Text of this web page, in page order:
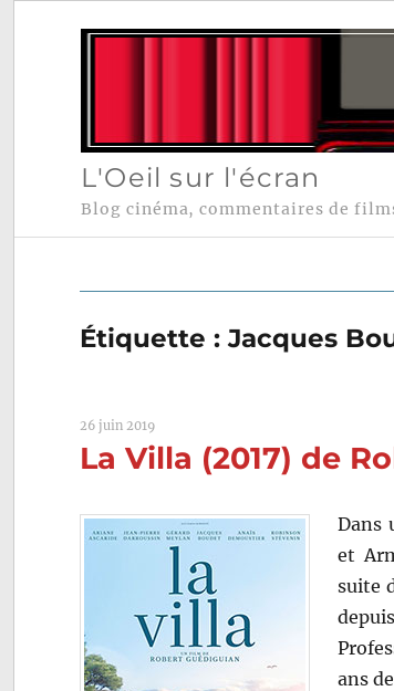
L'Oeil sur l'écran
Blog cinéma, commentaires de
Étiquette :Jacques
26 juin 2019
La Villa (2017) de
Dans
et
suite
ans